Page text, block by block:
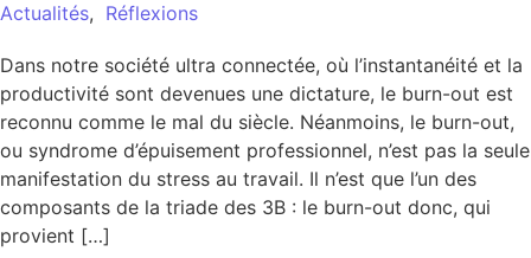
Actualités, Réflexions
Dans notre société ultra connectée, où l’instantanéité et la
productivité sont devenues une dictature, le burn-out est
reconnu comme le mal du siècle. Néanmoins, le burn-out,
ou syndrome d’épuisement professionnel, n’est pas la seule
manifestation du stress au travail. Il n’est que l’un des
composants de la triade des 3B : le burn-out donc, qui
provient […]